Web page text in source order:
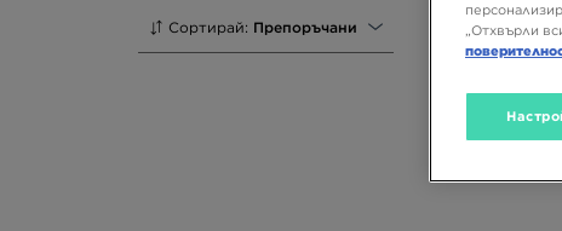
Сортирай: Препоръчани
„Отхвърли